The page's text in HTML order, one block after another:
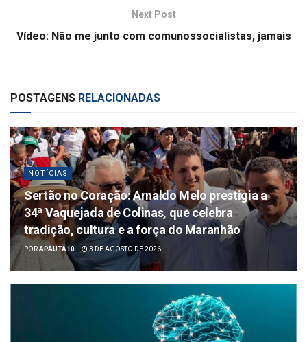
Next Post
Vídeo: Não me junto com comunossocialistas, jamais
POSTAGENS RELACIONADAS
NOTÍCIAS
Sertão no Coração: Arnaldo Melo prestigia a
34ª Vaquejada de Colinas, que celebra
tradição, cultura e a força do Maranhão
PORAPAUTA10 3 DE AGOSTO DE 2026